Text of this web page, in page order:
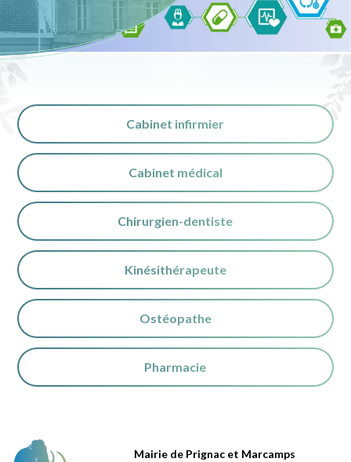
Cabinet infirmier
Cabinet médical
Chirurgien-dentiste
Kinésithérapeute
Ostéopathe
Pharmacie
Mairie de Prignac et Marcamps